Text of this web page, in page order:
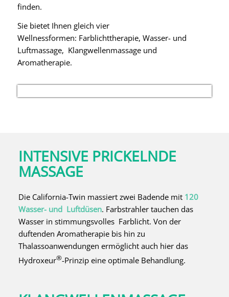
finden.
Sie bietet Ihnen gleich vier
Wellnessformen: Farblichttherapie, Wasser- und
Luftmassage, Klangwellenmassage und
Aromatherapie.
INTENSIVE PRICKELNDE
MASSAGE
Die California-Twin massiert zwei Badende mit 120
Wasser- und Luftdüsen. Farbstrahler tauchen das
Wasser in stimmungsvolles Farblicht. Von der
duftenden Aromatherapie bis hin zu
Thalassoanwendungen ermöglicht auch hier das
Hydroxeur®-Prinzip eine optimale Behandlung.